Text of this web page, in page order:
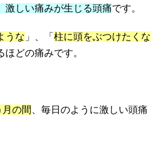
激しい痛みが生じる頭痛です。
うな 」、「 柱に頭をぶつけたくな
ほどの痛みです。
の間
、毎日のように激しい頭痛